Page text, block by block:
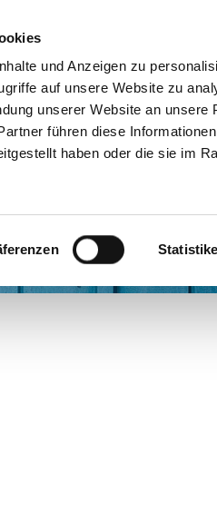
und Anzeigen zu
auf unsere Website zu
unserer Website an unsere
führen diese
haben oder die sie im